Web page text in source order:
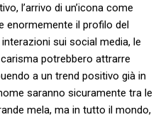
l’arrivo di un’icona come
enormemente ⁣il profilo ‌del
sui ⁢social ⁣media, le
potrebbero attrarre
a un trend‌ positivo già in‌
saranno sicuramente tra ‌le
mela, ma​ in tutto il​ mondo,